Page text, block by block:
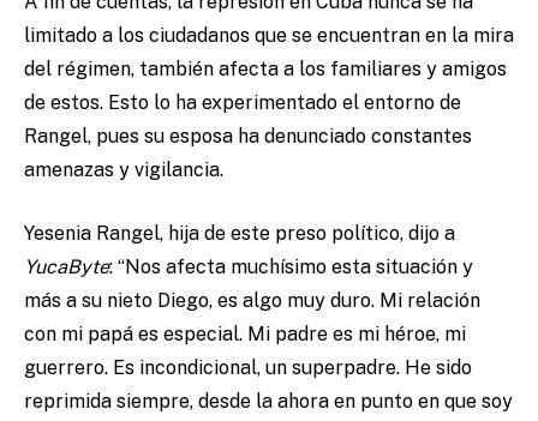
limitado a los ciudadanos que se encuentran en la mira
del régimen, también afecta a los familiares y amigos
de estos. Esto lo ha experimentado el entorno de
Rangel, pues su esposa ha denunciado constantes
amenazas y vigilancia.
Yesenia Rangel, hija de este preso político, dijo a
YucaByte: “Nos afecta muchísimo esta situación y
más a su nieto Diego, es algo muy duro. Mi relación
con mi papá es especial. Mi padre es mi héroe, mi
guerrero. Es incondicional, un superpadre. He sido
reprimida siempre, desde la ahora en punto en que soy